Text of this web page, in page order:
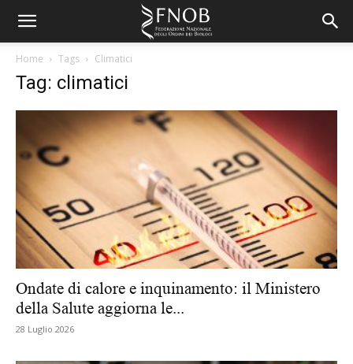
Home Tags Climatici
Tag: climatici
Ondate di calore e inquinamento: il Ministero
della Salute aggiorna le...
28 Luglio 2026